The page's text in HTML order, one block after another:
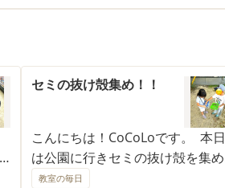
セミの抜け殻集め！！
こんにちは！CoCoLoです。 本日
は公園に行きセミの抜け殻を集め
ていました。 セミの抜け殻がたく
教室の毎日